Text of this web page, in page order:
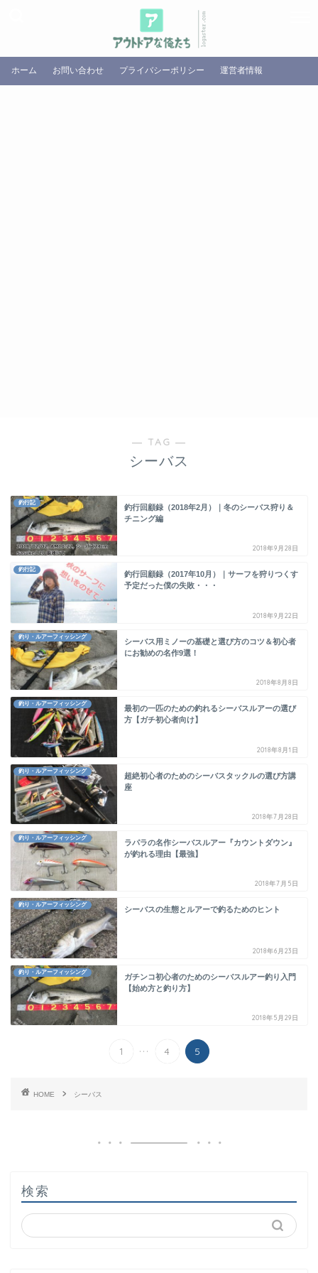
ホーム お問い合わせ プライバシーポリシー 運営者情報
― TAG ―
シーバス
釣行記
釣行回顧録（2018年2月）｜冬のシーバス狩り＆
チニング編
2018年9月28日
釣行記
釣行回顧録（2017年10月）｜サーフを狩りつくす
予定だった僕の失敗・・・
2018年9月22日
釣り・ルアーフィッシング
シーバス用ミノーの基礎と選び方のコツ＆初心者
にお勧めの名作9選！
2018年8月8日
釣り・ルアーフィッシング
最初の一匹のための釣れるシーバスルアーの選び
方【ガチ初心者向け】
2018年8月1日
釣り・ルアーフィッシング
超絶初心者のためのシーバスタックルの選び方講
座
2018年7月28日
釣り・ルアーフィッシング
ラパラの名作シーバスルアー『カウントダウン』
が釣れる理由【最強】
2018年7月5日
釣り・ルアーフィッシング
シーバスの生態とルアーで釣るためのヒント
2018年6月23日
釣り・ルアーフィッシング
ガチンコ初心者のためのシーバスルアー釣り入門
【始め方と釣り方】
2018年5月29日
1 ... 4 5
HOME シーバス
検索